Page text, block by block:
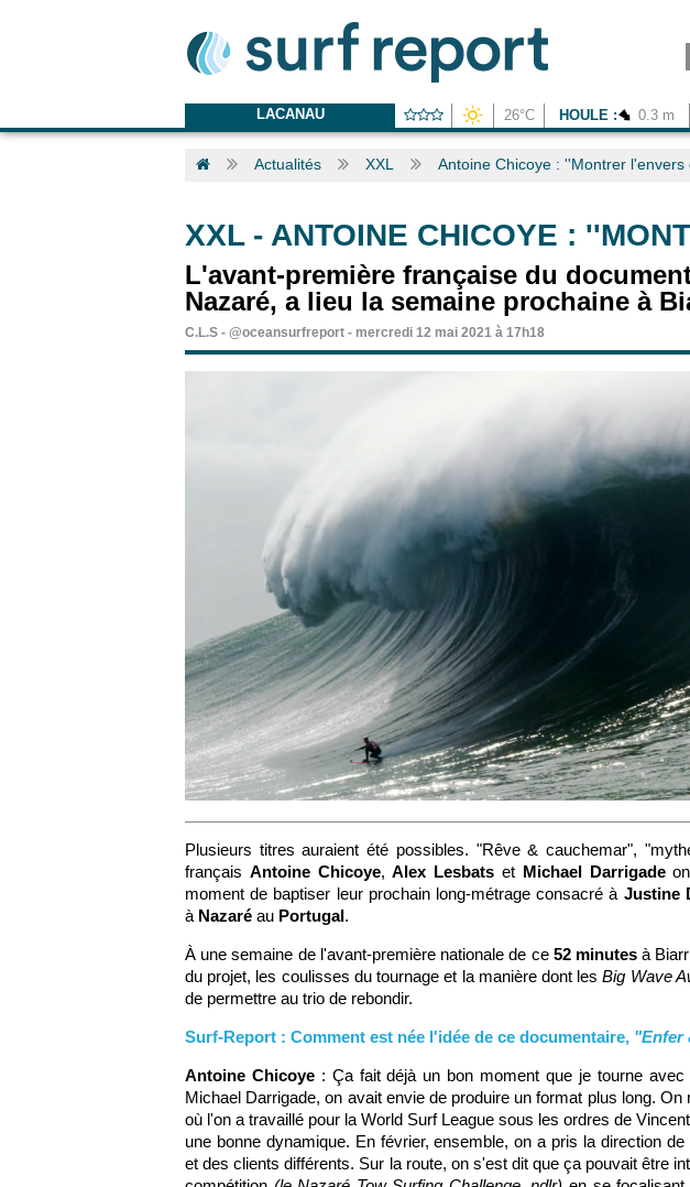
LACANAU 26°C HOULE : 0.3 m
Actualités XXL Antoine Chicoye : ''Montrer l'envers
XXL- ANTOINE CHICOYE :
L'avant-première française du
Nazaré, a lieu la semaine prochaine à
C.L.S - @oceansurfreport - mercredi 12 mai 2021 à 17h18
Plusieurs titres auraient été possibles. "Rêve & cauchemar",
français Antoine Chicoye,Alex Lesbats et Michael Darrigade
moment de baptiser leur prochain long-métrage consacré à Justine
à Nazaré au Portugal.
À une semaine de l'avant-première nationale de ce 52 minutesà
du projet, les coulisses du tournage et la manière dont lesBig Wave
de permettre au trio de rebondir.
Surf-Report : Comment est née l'idée de ce documentaire, "Enfer
Antoine Chicoye: Ça fait déjà un bon moment que je tourne
Michael Darrigade, on avait envie de produire un format plus long.
où l'on a travaillé pour la World Surf League sous les ordres de
une bonne dynamique. En février, ensemble, on a pris la direction
et des clients différents. Sur la route, on s'est dit que ça pouvait être